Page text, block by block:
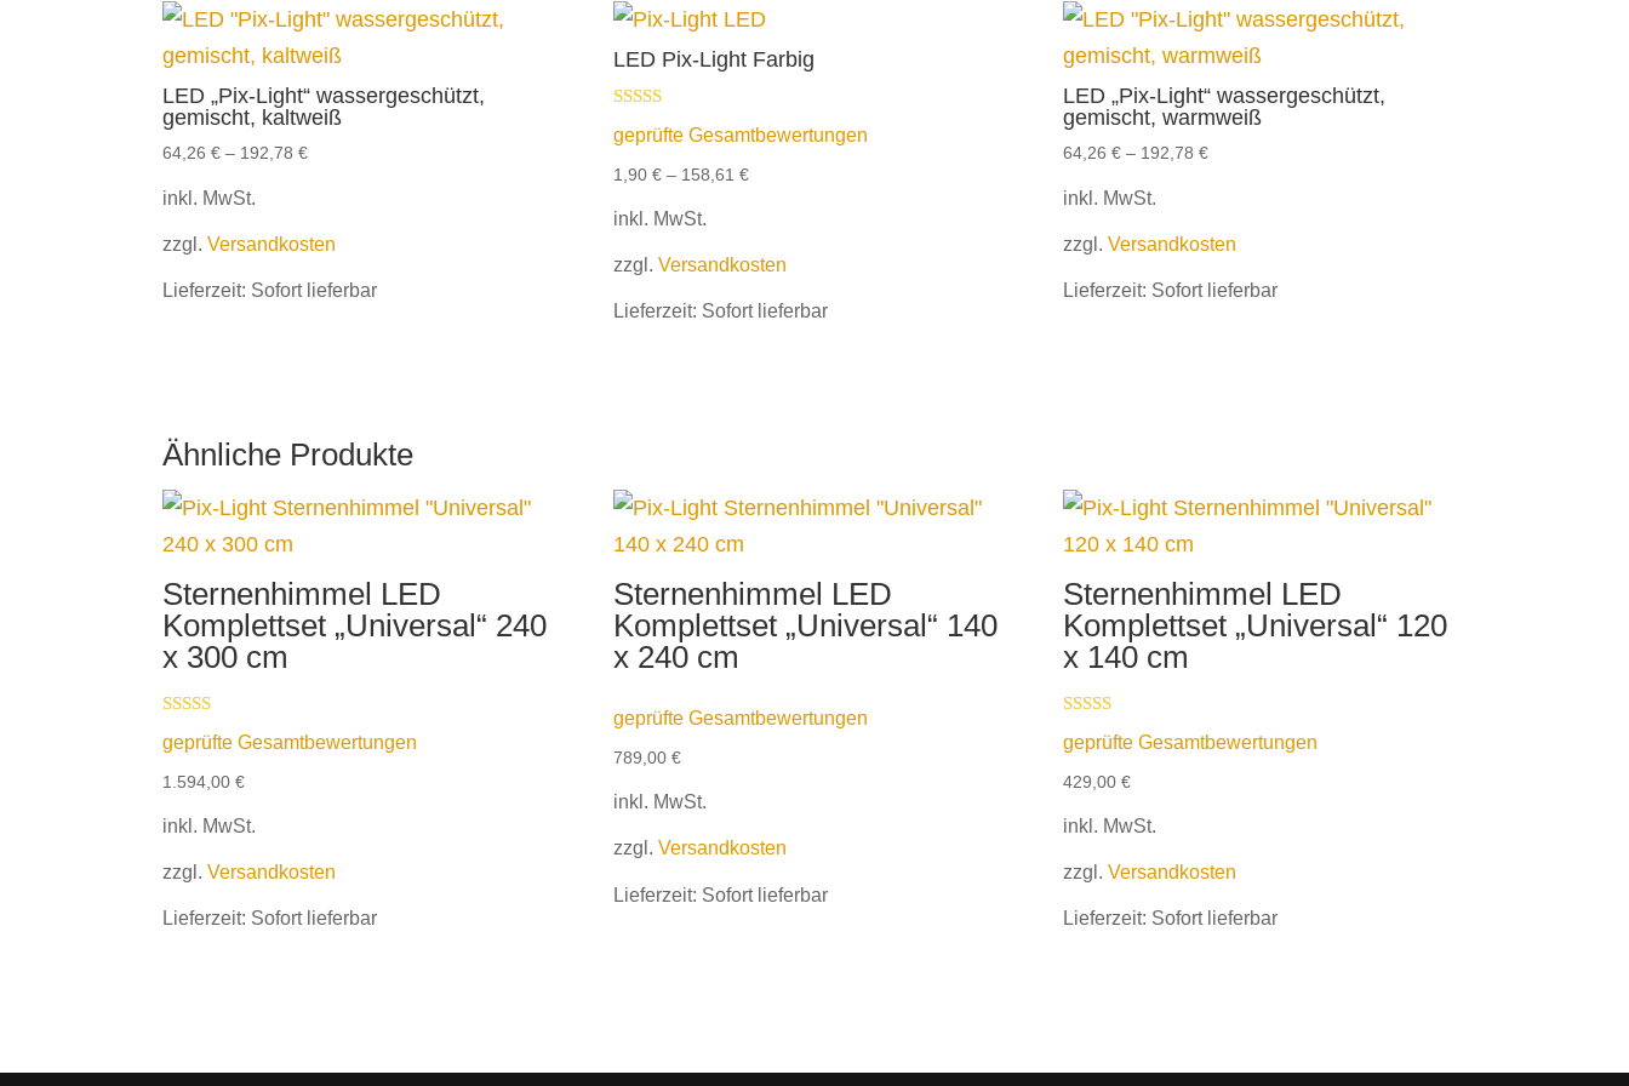
LED „Pix-Light“ wassergeschützt,
gemischt, kaltweiß
64,26€ – 192,78€
inkl. MwSt.
zzgl.Versandkosten
Lieferzeit: Sofort lieferbar
LED Pix-Light Farbig
Bewertet mit
5.00
geprüfte Gesamtbewertungen
1,90 €– 158,61 €
inkl. MwSt.
zzgl. Versandkosten
Lieferzeit: Sofort lieferbar
LED „Pix-Light“ wassergeschützt,
gemischt, warmweiß
64,26€ – 192,78€
inkl. MwSt.
zzgl.Versandkosten
Lieferzeit: Sofort lieferbar
Ähnliche Produkte
Sternenhimmel LED
Komplettset „Universal“ 240
x 300 cm
Bewertet mit
5.00
geprüfte Gesamtbewertungen
1.594,00€
inkl. MwSt.
zzgl.Versandkosten
Lieferzeit: Sofort lieferbar
Sternenhimmel LED
Komplettset „Universal“ 140
x 240 cm
geprüfte Gesamtbewertungen
789,00 €
inkl. MwSt.
zzgl. Versandkosten
Lieferzeit: Sofort lieferbar
Sternenhimmel LED
Komplettset „Universal“ 120
x 140 cm
Bewertet mit
5.00
geprüfte Gesamtbewertungen
429,00€
inkl. MwSt.
zzgl.Versandkosten
Lieferzeit: Sofort lieferbar